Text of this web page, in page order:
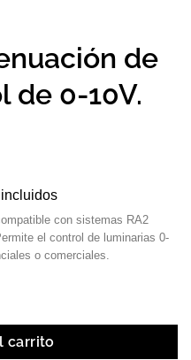
de
de 0-10V.
incluidos
con sistemas RA2
el control de luminarias 0-
o comerciales.
control de 0-10V. cantidad
carrito